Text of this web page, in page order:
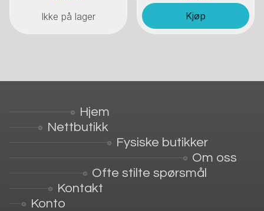
Ikke på lager Kjøp
Hjem
Nettbutikk
Fysiske butikker
Om oss
Ofte stilte spørsmål
Kontakt
Konto